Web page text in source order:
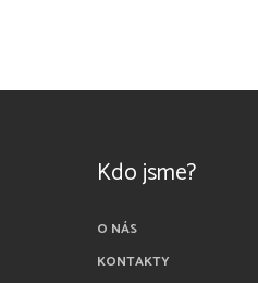
Kdo jsme?
O NÁS
KONTAKTY